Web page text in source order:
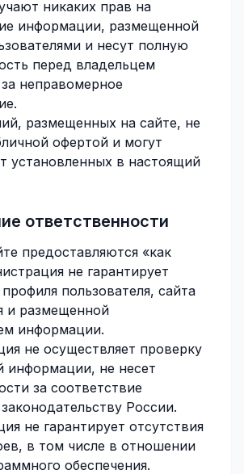
никаких прав на
информации, размещенной
и несут полную
перед владельцем
неправомерное
размещенных на сайте, не
офертой и могут
установленных в настоящий
ответственности
предоставляются «как
не гарантирует
пользователя, сайта
и размещенной
информации.
не осуществляет проверку
информации, не несет
за соответствие
России.
не гарантирует отсутствия
в том числе в отношении
обеспечения.